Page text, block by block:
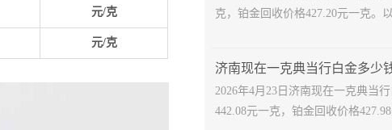
元/克
元/克
克，铂金回收价格427.20元一克。
2026年4月23日济南现在一克典当
442.08元一克，铂金回收价格